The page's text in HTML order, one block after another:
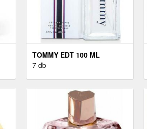
TOMMY EDT 100 ML
7 db